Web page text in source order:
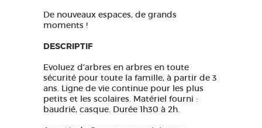
De nouveaux espaces, de grands
moments !
DESCRIPTIF
Evoluez d'arbres en arbres en toute
sécurité pour toute la famille, à partir de 3
ans. Ligne de vie continue pour les plus
petits et les scolaires. Matériel fourni :
baudrié, casque. Durée 1h30 à 2h.